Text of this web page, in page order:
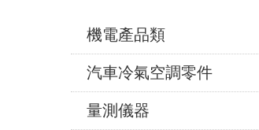
機電產品類
汽車冷氣空調零件
量測儀器